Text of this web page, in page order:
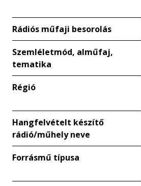
Rádiós műfaji besorolás
Szemléletmód, alműfaj,
tematika
Régió
Hangfelvételt készítő
rádió/műhely neve
Forrásmű típusa